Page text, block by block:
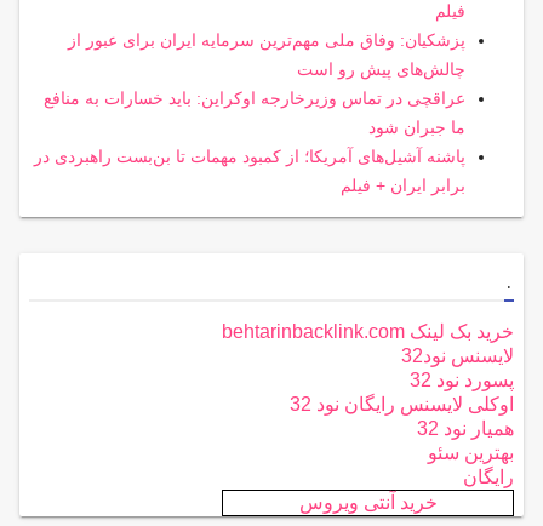
فیلم
پزشکیان: وفاق ملی مهم‌ترین سرمایه ایران برای عبور از
چالش‌های پیش رو است
عراقچی در تماس وزیرخارجه اوکراین: باید خسارات به منافع
ما جبران شود
پاشنه آشیل‌های آمریکا؛ از کمبود مهمات تا بن‌بست راهبردی در
برابر ایران + فیلم
.
خرید بک لینک behtarinbacklink.com
لایسنس نود32
پسورد نود 32
اوکلی لایسنس رایگان نود 32
همیار نود 32
بهترین سئو
رایگان
خرید آنتی ویروس